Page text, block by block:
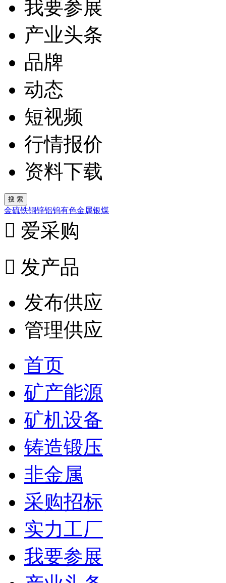
我要参展
产业头条
品牌
动态
短视频
行情报价
资料下载
金硫铁铜锌铝钨有色金属银煤
 爱采购
 发产品
发布供应
管理供应
首页
矿产能源
矿机设备
铸造锻压
非金属
采购招标
实力工厂
我要参展